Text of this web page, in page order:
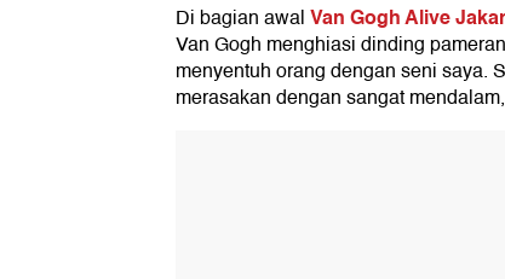
Di bagian awalVan Gogh Alive
Van Gogh menghiasi dinding
menyentuh orang dengan seni saya.
merasakan dengan sangat